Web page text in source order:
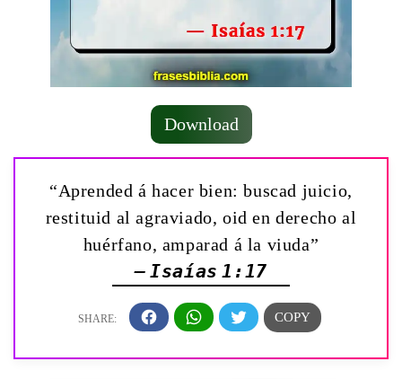
Download
“Aprended á hacer bien: buscad juicio,
restituid al agraviado, oid en derecho al
huérfano, amparad á la viuda”
— Isaías 1:17